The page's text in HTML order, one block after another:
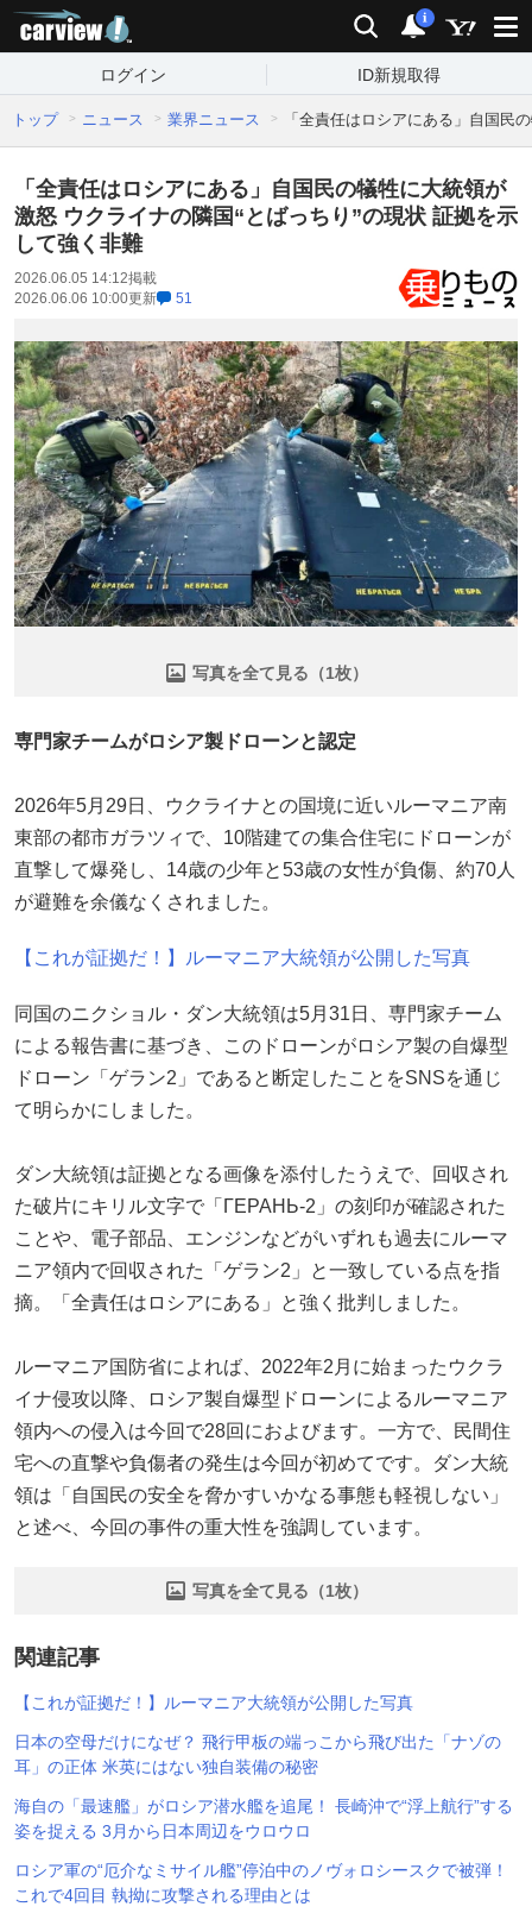
検索 通知
i
ログイン ID新規取得
トップ ニュース 業界ニュース 「全責任はロシアにある」自国民
「全責任はロシアにある」自国民の犠牲に大統領が
激怒 ウクライナの隣国“とばっちり”の現状 証拠を示
して強く非難
2026.06.05 14:12掲載
2026.06.06 10:00更新 51
写真を全て見る（1枚）
専門家チームがロシア製ドローンと認定
2026年5月29日、ウクライナとの国境に近いルーマニア南
東部の都市ガラツィで、10階建ての集合住宅にドローンが
直撃して爆発し、14歳の少年と53歳の女性が負傷、約70人
が避難を余儀なくされました。
【これが証拠だ！】ルーマニア大統領が公開した写真
同国のニクショル・ダン大統領は5月31日、専門家チーム
による報告書に基づき、このドローンがロシア製の自爆型
ドローン「ゲラン2」であると断定したことをSNSを通じ
て明らかにしました。
ダン大統領は証拠となる画像を添付したうえで、回収され
た破片にキリル文字で「ГЕРАНЬ-2」の刻印が確認された
ことや、電子部品、エンジンなどがいずれも過去にルーマ
ニア領内で回収された「ゲラン2」と一致している点を指
摘。「全責任はロシアにある」と強く批判しました。
ルーマニア国防省によれば、2022年2月に始まったウクラ
イナ侵攻以降、ロシア製自爆型ドローンによるルーマニア
領内への侵入は今回で28回におよびます。一方で、民間住
宅への直撃や負傷者の発生は今回が初めてです。ダン大統
領は「自国民の安全を脅かすいかなる事態も軽視しない」
と述べ、今回の事件の重大性を強調しています。
写真を全て見る（1枚）
関連記事
【これが証拠だ！】ルーマニア大統領が公開した写真
日本の空母だけになぜ？ 飛行甲板の端っこから飛び出た「ナゾの
耳」の正体 米英にはない独自装備の秘密
海自の「最速艦」がロシア潜水艦を追尾！ 長崎沖で“浮上航行”する
姿を捉える 3月から日本周辺をウロウロ
ロシア軍の“厄介なミサイル艦”停泊中のノヴォロシースクで被弾！
これで4回目 執拗に攻撃される理由とは